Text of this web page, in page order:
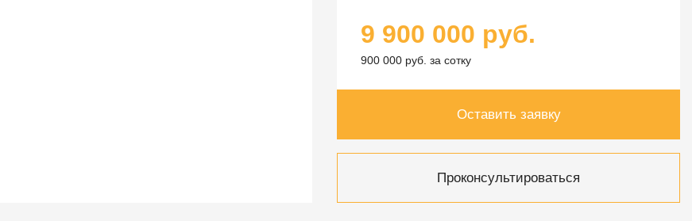
9 900 000 руб.
900 000 руб. за сотку
Оставить заявку
Проконсультироваться